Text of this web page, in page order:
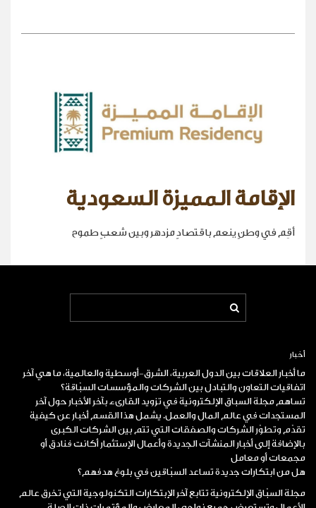
الإقامة المميزة السعودية
أقِم في وطنٍ ينعم باقتصادٍ مزدهر وبين شعبٍ طموح
أخبار
ما أخبار العلاقات بين الدول العربية، الشرق-أوسطية والعالمية، ما هي آخر
اتفاقيات التعاون والتبادل بين الشركات والمؤسسات السبّاقة؟
تساهم مجلة السباق الإلكترونية في تزويد القارىء بآخر الأخبار حول آخر
المستجدات في عالم المال والعمل. يشمل هذا القسم أخبار عن كيفية
تقدّم وتطوّر الشركات والصفقات التي تتم بين الشركات الكبرى
بالإضافة إلى أخبار المنشآت الجديدة وأعمال الإستثمار أكانت فنادق أو
مجمعات أو معامل
هل من ابتكارات جديدة تساعد السبّاقين في بلوغ هدفهم؟
مجلةالسبّاقالإلكترونية تتابع آخر الإبتكارات التكنولوجية التي تخرق عالم